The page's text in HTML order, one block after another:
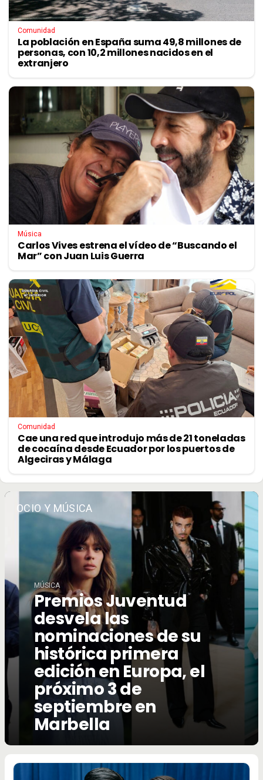
Comunidad
La población en España suma 49,8 millones de
personas, con 10,2 millones nacidos en el
extranjero
Música
Carlos Vives estrena el vídeo de “Buscando el
Mar” con Juan Luis Guerra
Comunidad
Cae una red que introdujo más de 21 toneladas
de cocaína desde Ecuador por los puertos de
Algeciras y Málaga
OCIO Y MÚSICA
MÚSICA
Premios Juventud
desvela las
nominaciones de su
histórica primera
edición en Europa, el
próximo 3 de
septiembre en
Marbella